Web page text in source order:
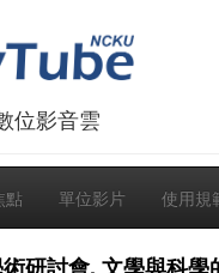
位影音雲
點 單位影片 使用規